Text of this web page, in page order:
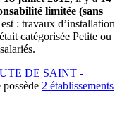
limitée (sans
: travaux d’installation
catégorisée Petite ou
DE SAINT -
2 établissements